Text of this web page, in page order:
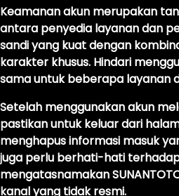
Keamanan akun merupakan
antara penyedia layanan dan
sandi yang kuat dengan
karakter khusus. Hindari
sama untuk beberapa layanan
Setelah menggunakan akun
pastikan untuk keluar dari
menghapus informasi masuk
juga perlu berhati-hati
mengatasnamakan
kanal yang tidak resmi.